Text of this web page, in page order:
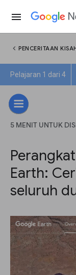
menu
chevron_left PENCERITAAN
Pelajaran 1 dari 4
5 MENIT UNTUK
Earth:
seluruh